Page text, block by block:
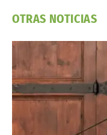
OTRAS NOTICIAS